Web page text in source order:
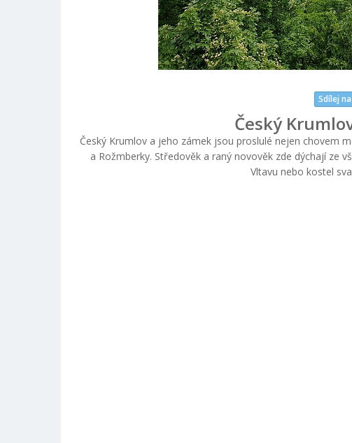
Sdílej na
Český
Český Krumlov a jeho zámek jsou proslulé nejen chovem
a Rožmberky. Středověk a raný novověk zde dýchají ze
Vltavu nebo kostel